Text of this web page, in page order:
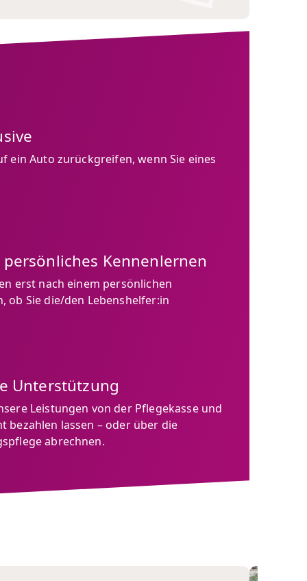
ein Auto zurückgreifen, wenn Sie eines
Kennenlernen
erst nach einem persönlichen
ob Sie die/den Lebenshelfer:in
Unterstützung
Leistungen von der Pflegekasse und
bezahlen lassen – oder über die
abrechnen.